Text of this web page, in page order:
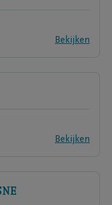
Bekijken
Bekijken